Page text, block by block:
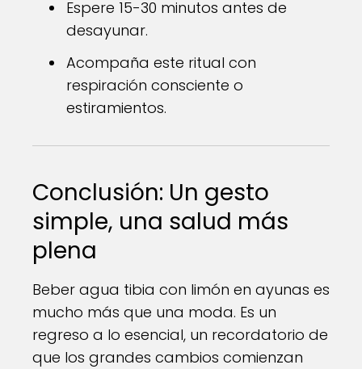
Espere 15-30 minutos antes de
desayunar.
Acompaña este ritual con
respiración consciente o
estiramientos.
Conclusión: Un gesto
simple, una salud más
plena
Beber agua tibia con limón en ayunas es
mucho más que una moda. Es un
regreso a lo esencial, un recordatorio de
que los grandes cambios comienzan